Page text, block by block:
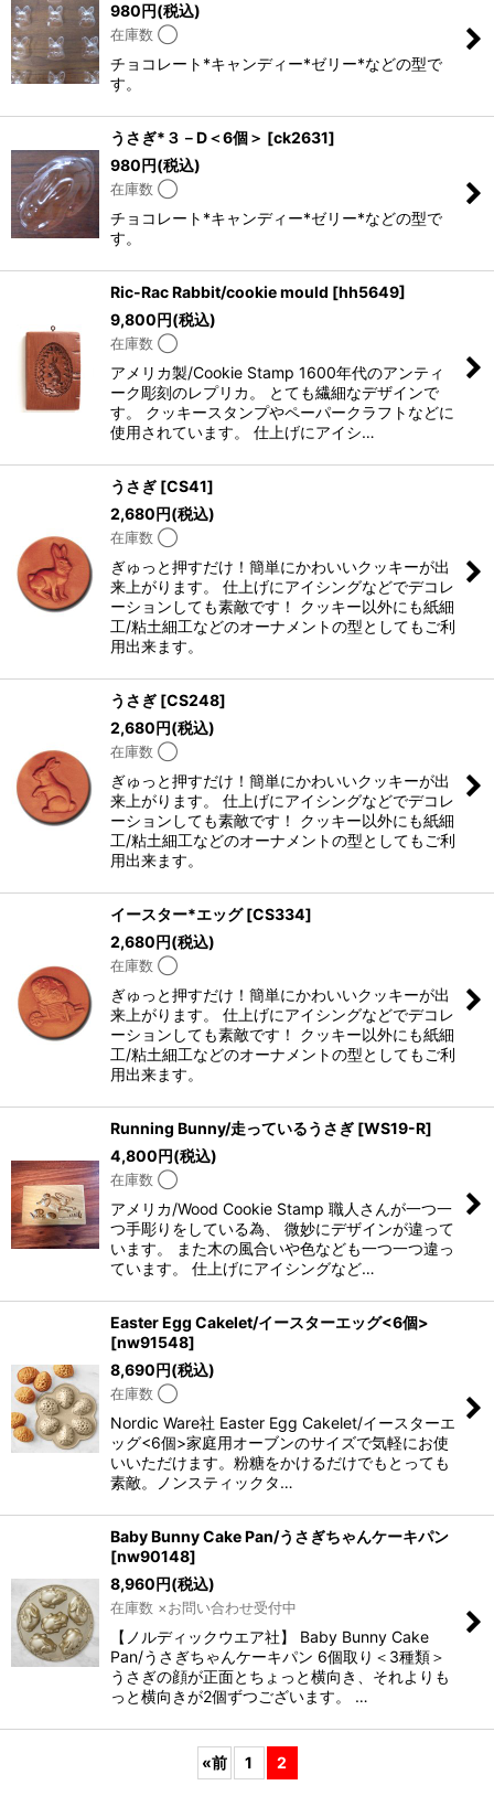
980円(税込)
在庫数 ◯
チョコレート*キャンディー*ゼリー*などの型で
す。
うさぎ*３－D＜6個＞ [ck2631]
980円(税込)
在庫数 ◯
チョコレート*キャンディー*ゼリー*などの型で
す。
Ric-Rac Rabbit/cookie mould [hh5649]
9,800円(税込)
在庫数 ◯
アメリカ製/Cookie Stamp 1600年代のアンティ
ーク彫刻のレプリカ。 とても繊細なデザインで
す。 クッキースタンプやペーパークラフトなどに
使用されています。 仕上げにアイシ…
うさぎ [CS41]
2,680円(税込)
在庫数 ◯
ぎゅっと押すだけ！簡単にかわいいクッキーが出
来上がります。 仕上げにアイシングなどでデコレ
ーションしても素敵です！ クッキー以外にも紙細
工/粘土細工などのオーナメントの型としてもご利
用出来ます。
うさぎ [CS248]
2,680円(税込)
在庫数 ◯
ぎゅっと押すだけ！簡単にかわいいクッキーが出
来上がります。 仕上げにアイシングなどでデコレ
ーションしても素敵です！ クッキー以外にも紙細
工/粘土細工などのオーナメントの型としてもご利
用出来ます。
イースター*エッグ [CS334]
2,680円(税込)
在庫数 ◯
ぎゅっと押すだけ！簡単にかわいいクッキーが出
来上がります。 仕上げにアイシングなどでデコレ
ーションしても素敵です！ クッキー以外にも紙細
工/粘土細工などのオーナメントの型としてもご利
用出来ます。
Running Bunny/走っているうさぎ [WS19-R]
4,800円(税込)
在庫数 ◯
アメリカ/Wood Cookie Stamp 職人さんが一つ一
つ手彫りをしている為、 微妙にデザインが違って
います。 また木の風合いや色なども一つ一つ違っ
ています。 仕上げにアイシングなど…
Easter Egg Cakelet/イースターエッグ<6個>
[nw91548]
8,690円(税込)
在庫数 ◯
Nordic Ware社 Easter Egg Cakelet/イースターエ
ッグ<6個>家庭用オーブンのサイズで気軽にお使
いいただけます。粉糖をかけるだけでもとっても
素敵。ノンスティックタ…
Baby Bunny Cake Pan/うさぎちゃんケーキパン
[nw90148]
8,960円(税込)
在庫数 ×お問い合わせ受付中
【ノルディックウエア社】 Baby Bunny Cake
Pan/うさぎちゃんケーキパン 6個取り＜3種類＞
うさぎの顔が正面とちょっと横向き、それよりも
っと横向きが2個ずつございます。 …
«前 1 2